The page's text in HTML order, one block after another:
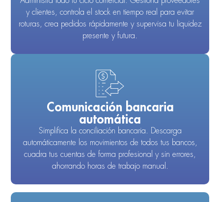
y clientes, controla el stock en tiempo real para evitar
roturas, crea pedidos rápidamente y supervisa tu liquidez
presente y futura.
Comunicación bancaria
automática
Simplifica la conciliación bancaria. Descarga
automáticamente los movimientos de todos tus bancos,
cuadra tus cuentas de forma profesional y sin errores,
ahorrando horas de trabajo manual.